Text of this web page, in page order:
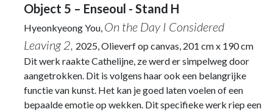
Object 5 – Enseoul - Stand H
Hyeonkyeong You, On the Day I Considered
Leaving 2, 2025, Olieverf op canvas, 201 cm x 190 cm
Dit werk raakte Cathelijne, ze werd er simpelweg door
aangetrokken. Dit is volgens haar ook een belangrijke
functie van kunst. Het kan je goed laten voelen of een
bepaalde emotie op wekken. Dit specifieke werk riep een